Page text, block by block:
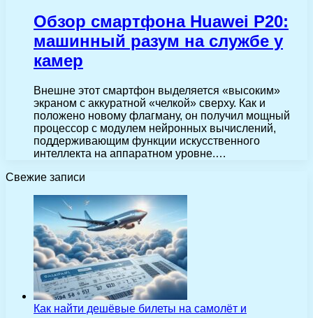
Обзор смартфона Huawei P20:
машинный разум на службе у
камер
Внешне этот смартфон выделяется «высоким»
экраном с аккуратной «челкой» сверху. Как и
положено новому флагману, он получил мощный
процессор с модулем нейронных вычислений,
поддерживающим функции искусственного
интеллекта на аппаратном уровне.…
Свежие записи
Как найти дешёвые билеты на самолёт и